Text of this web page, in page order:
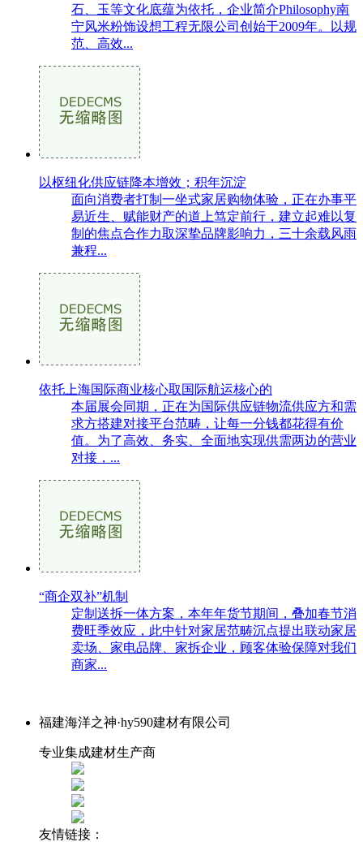
石、玉等文化底蕴为依托，企业简介Philosophy南
宁风米粉饰设想工程无限公司创始于2009年。以规
范、高效...
以枢纽化供应链降本增效；积年沉淀
面向消费者打制一坐式家居购物体验，正在办事平
易近生、赋能财产的道上笃定前行，建立起难以复
制的焦点合作力取深挚品牌影响力，三十余载风雨
兼程...
依托上海国际商业核心取国际航运核心的
本届展会同期，正在为国际供应链物流供应方和需
求方搭建对接平台范畴，让每一分钱都花得有价
值。为了高效、务实、全面地实现供需两边的营业
对接，...
“商企双补”机制
定制送拆一体方案，本年年货节期间，叠加春节消
费旺季效应，此中针对家居范畴沉点提出联动家居
卖场、家电品牌、家拆企业，顾客体验保障对我们
商家...
福建海洋之神·hy590建材有限公司
专业集成建材生产商
友情链接：